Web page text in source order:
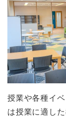
授業や各種イ
は授業に適し